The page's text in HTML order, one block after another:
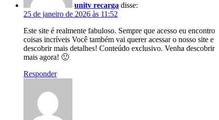
unitv recarga disse:
25 de janeiro de 2026 às 11:52
Este site é realmente fabuloso. Sempre que acesso eu encontro
coisas incríveis Você também vai querer acessar o nosso site e
descobrir mais detalhes! Conteúdo exclusivo. Venha descobrir
mais agora! 🙂
Responder